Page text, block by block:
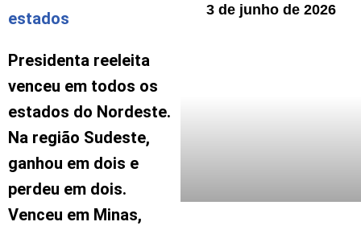
Presidenta reeleita
venceu em todos os
estados do Nordeste.
Na região Sudeste,
ganhou em dois e
perdeu em dois.
Venceu em Minas,
3 de junho de 2026